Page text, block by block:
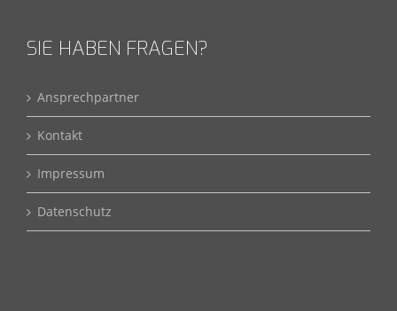
SIE HABEN FRAGEN?
Ansprechpartner
Kontakt
Impressum
Datenschutz